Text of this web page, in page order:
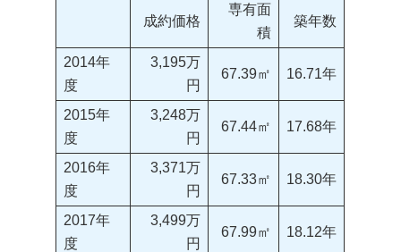
成約価格
専有面
積
築年数
2014年
度
3,195万
円
67.39㎡ 16.71年
2015年
度
3,248万
円
67.44㎡ 17.68年
2016年
度
3,371万
円
67.33㎡ 18.30年
2017年
度
3,499万
円
67.99㎡ 18.12年